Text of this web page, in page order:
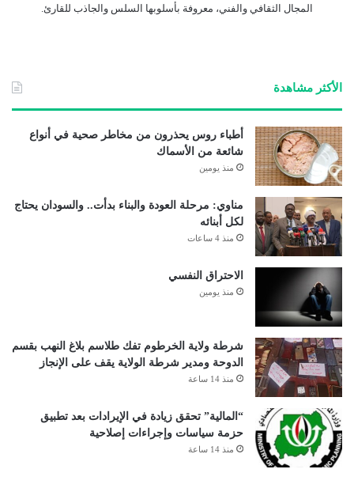
المجال الثقافي والفني، معروفة بأسلوبها السلس والجاذب للقارئ.
الأكثر مشاهدة
أطباء روس يحذرون من مخاطر صحية في أنواع
شائعة من الأسماك
منذ يومين
مناوي: مرحلة العودة والبناء بدأت.. والسودان يحتاج
لكل أبنائه
منذ 4 ساعات
الاحتراق النفسي
منذ يومين
شرطة ولاية الخرطوم تفك طلاسم بلاغ النهب بقسم
الدوحة ومدير شرطة الولاية يقف على الإنجاز
منذ 14 ساعة
“المالية” تحقق زيادة في الإيرادات بعد تطبيق
حزمة سياسات وإجراءات إصلاحية
منذ 14 ساعة